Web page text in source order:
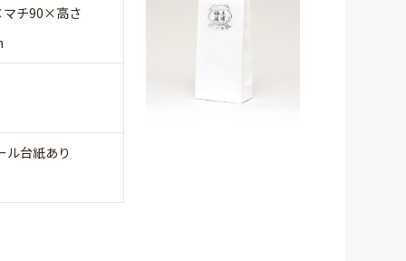
チ90×高さ
ル台紙あり